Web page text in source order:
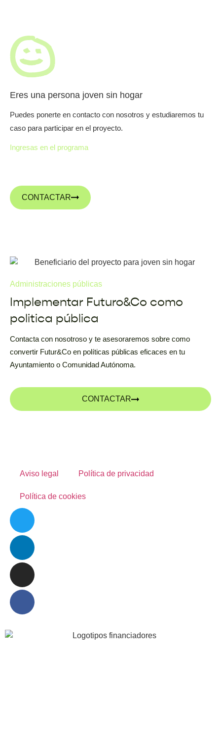
Eres una persona joven sin hogar
Puedes ponerte en contacto con nosotros y estudiaremos tu
caso para participar en el proyecto.
Ingresas en el programa
CONTACTAR
Administraciones públicas
Implementar Futuro&Co como
politica pública
Contacta con nosotroso y te asesoraremos sobre como
convertir Futur&Co en políticas públicas eficaces en tu
Ayuntamiento o Comunidad Autónoma.
CONTACTAR
Aviso legal Política de privacidad
Política de cookies